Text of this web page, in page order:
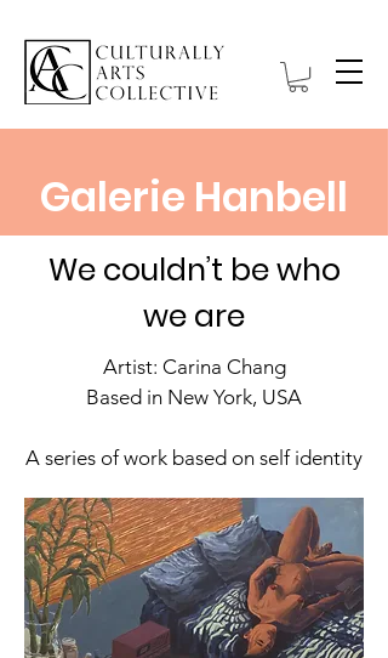
Galerie Hanbell
We couldn’t be who
we are
Artist: Carina Chang
Based in New York, USA
A series of work based on self identity